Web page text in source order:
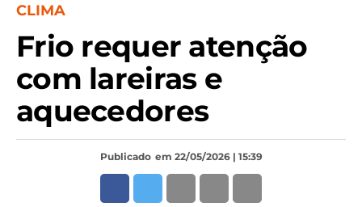
CLIMA
Frio requer atenção
com lareiras e
aquecedores
Publicado em 22/05/2026 | 15:39